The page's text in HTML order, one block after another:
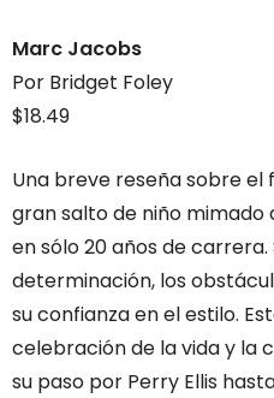
Marc Jacobs
Por Bridget Foley
$18.49
Una breve reseña sobre el
gran salto de niño
en sólo 20 años de carrera.
determinación, los
su confianza en el estilo.
celebración de la vida y la
su paso por Perry Ellis